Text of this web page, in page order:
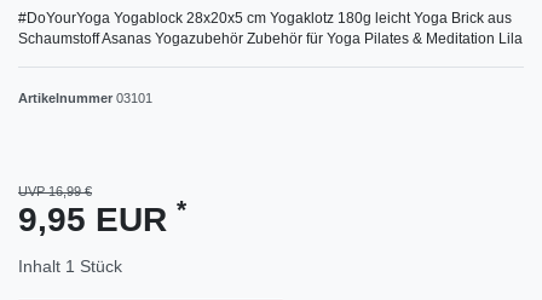
#DoYourYoga Yogablock 28x20x5 cm Yogaklotz 180g leicht Yoga Brick aus
Schaumstoff Asanas Yogazubehör Zubehör für Yoga Pilates & Meditation Lila
Artikelnummer 03101
UVP 16,99 €
9,95 EUR *
Inhalt 1 Stück